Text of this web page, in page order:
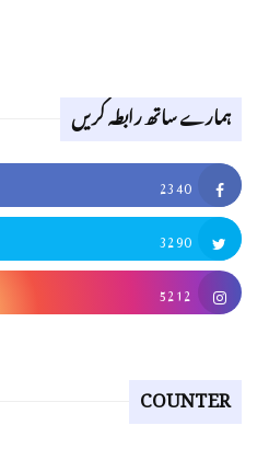
ہمارے ساتھ رابطہ کریں
2340
3290
5212
COUNTER